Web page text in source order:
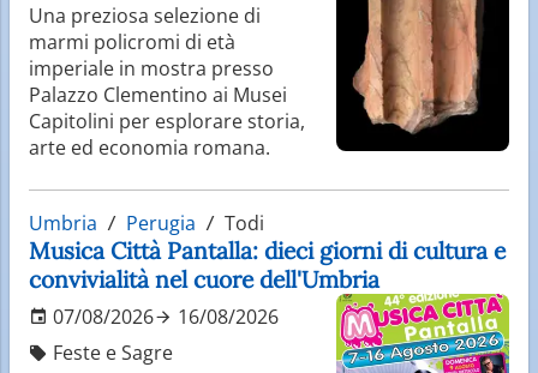
Una preziosa selezione di
marmi policromi di età
imperiale in mostra presso
Palazzo Clementino ai Musei
Capitolini per esplorare storia,
arte ed economia romana.
Umbria Perugia Todi
Musica Città Pantalla: dieci giorni di cultura e
convivialità nel cuore dell'Umbria
07/08/2026
16/08/2026
Feste e Sagre